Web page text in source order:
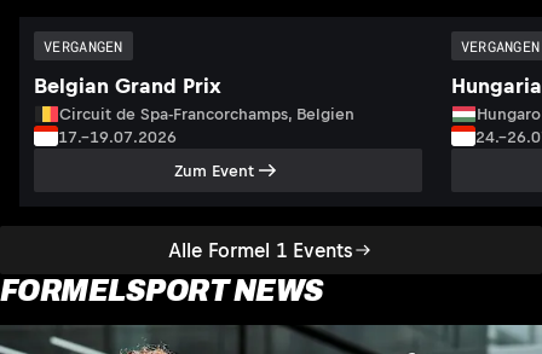
Alle Formel 1 Events
VERGANGEN
Belgian Grand Prix
Circuit de Spa-Francorchamps, Belgien
17.–19.07.2026
Zum Event
VERGANGEN
FORMELSPORT NEWS